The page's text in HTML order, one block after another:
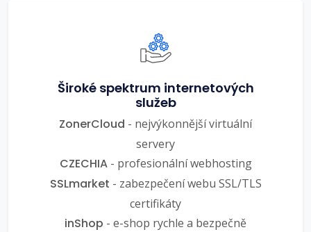
Široké spektrum internetových
služeb
ZonerCloud - nejvýkonnější virtuální
servery
CZECHIA- profesionální webhosting
SSLmarket - zabezpečení webu SSL/TLS
certifikáty
inShop - e-shop rychle a bezpečně